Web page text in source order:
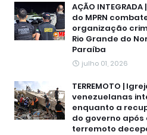
AÇÃO
do MPRN
organização
Rio Grande do
Paraíba
julho 01, 2026
TERREMOTO |
venezuelanas
enquanto a
do governo após
terremoto